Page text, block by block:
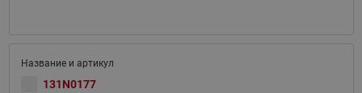
131N0177